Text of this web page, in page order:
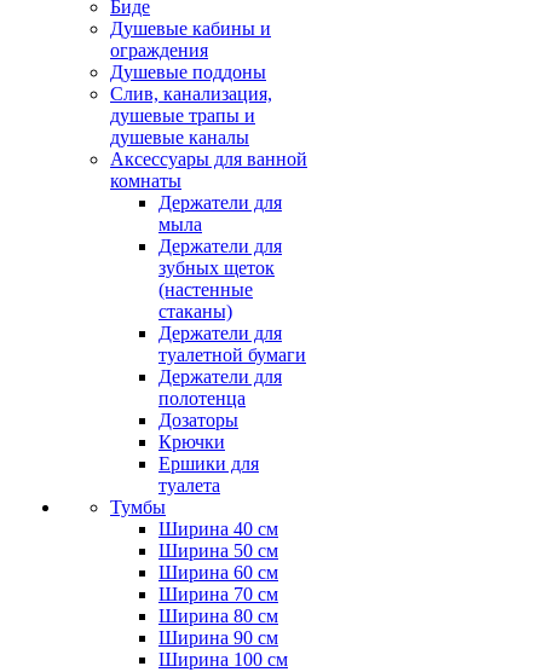
Биде
Душевые кабины и
ограждения
Душевые поддоны
Слив, канализация,
душевые трапы и
душевые каналы
Аксессуары для ванной
комнаты
Держатели для
мыла
Держатели для
зубных щеток
(настенные
стаканы)
Держатели для
туалетной бумаги
Держатели для
полотенца
Дозаторы
Крючки
Ершики для
туалета
Тумбы
Ширина 40 см
Ширина 50 см
Ширина 60 см
Ширина 70 см
Ширина 80 см
Ширина 90 см
Ширина 100 см